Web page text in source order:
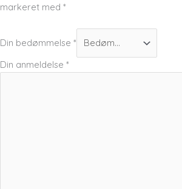
markeret med *
Din bedømmelse *
Din anmeldelse *